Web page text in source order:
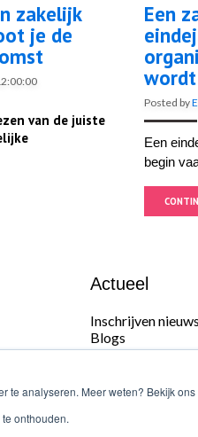
te analyseren. Meer weten? Bekijk
onthouden.
zakelijk
je de
van de juiste
Een
wordt
Posted by
Een
begin
Actueel
Inschrijven
Blogs
Reviews